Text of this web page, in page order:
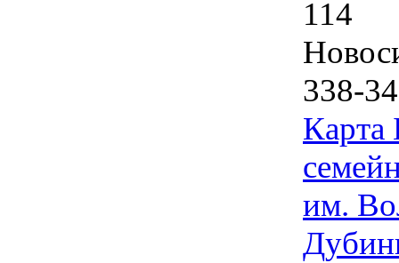
114
338-
Карта
им.